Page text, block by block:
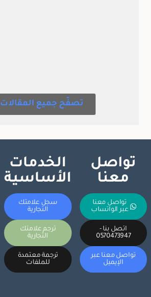
تصفّح جميع المقالات
تواصل
معنا
تواصل معنا
عبر الواتساب
اتصل بنا -
0570473947
تواصل معنا عبر
الإيميل
الخدمات
الأساسية
سجل علامتك
التجارية
ترجم علامتك
التجارية
ترجمة معتمدة
للملفات